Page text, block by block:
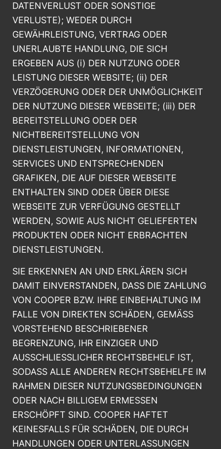
DATENVERLUST ODER SONSTIGE
VERLUSTE); WEDER DURCH
GEWÄHRLEISTUNG, VERTRAG ODER
UNERLAUBTE HANDLUNG, DIE SICH
ERGEBEN AUS (i) DER NUTZUNG ODER
LEISTUNG DIESER WEBSITE; (ii) DER
VERZÖGERUNG ODER DER UNMÖGLICHKEIT
DER NUTZUNG DIESER WEBSEITE; (iii) DER
BEREITSTELLUNG ODER DER
NICHTBEREITSTELLUNG VON
DIENSTLEISTUNGEN, INFORMATIONEN,
SERVICES UND ENTSPRECHENDEN
GRAFIKEN, DIE AUF DIESER WEBSEITE
ENTHALTEN SIND ODER ÜBER DIESE
WEBSEITE ZUR VERFÜGUNG GESTELLT
WERDEN, SOWIE AUS NICHT GELIEFERTEN
PRODUKTEN ODER NICHT ERBRACHTEN
DIENSTLEISTUNGEN.
SIE ERKENNEN AN UND ERKLÄREN SICH
DAMIT EINVERSTANDEN, DASS DIE ZAHLUNG
VON COOPER BZW. IHRE EINBEHALTUNG IM
FALLE VON DIREKTEN SCHÄDEN, GEMÄSS
VORSTEHEND BESCHRIEBENER
BEGRENZUNG, IHR EINZIGER UND
AUSSCHLIESSLICHER RECHTSBEHELF IST,
SODASS ALLE ANDEREN RECHTSBEHELFE IM
RAHMEN DIESER NUTZUNGSBEDINGUNGEN
ODER NACH BILLIGEM ERMESSEN
ERSCHÖPFT SIND. COOPER HAFTET
KEINESFALLS FÜR SCHÄDEN, DIE DURCH
HANDLUNGEN ODER UNTERLASSUNGEN